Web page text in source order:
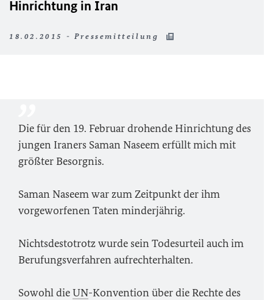
Hinrichtung in Iran
18.02.2015 - Pressemitteilung
Die für den 19. Februar drohende Hinrichtung des
jungen Iraners Saman Naseem erfüllt mich mit
größter Besorgnis.
Saman Naseem war zum Zeitpunkt der ihm
vorgeworfenen Taten minderjährig.
Nichtsdestotrotz wurde sein Todesurteil auch im
Berufungsverfahren aufrechterhalten.
Sowohl dieUN-Konvention über die Rechte des